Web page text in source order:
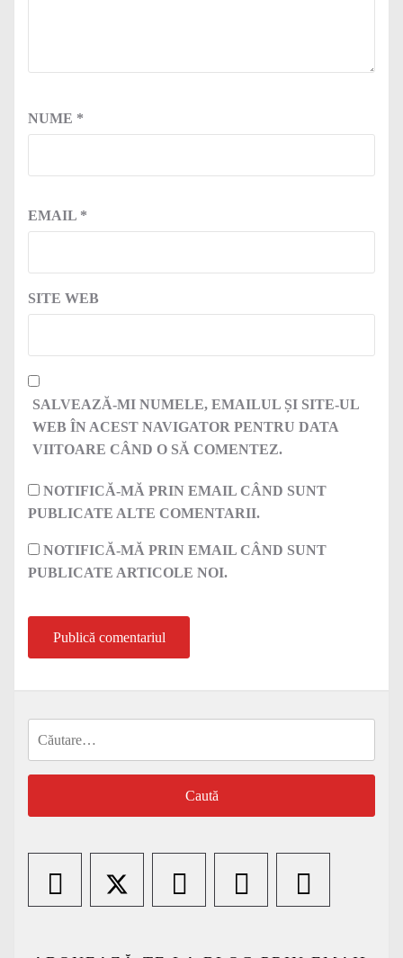
NUME *
EMAIL *
SITE WEB
SALVEAZĂ-MI NUMELE, EMAILUL ȘI SITE-UL
WEB ÎN ACEST NAVIGATOR PENTRU DATA
VIITOARE CÂND O SĂ COMENTEZ.
NOTIFICĂ-MĂ PRIN EMAIL CÂND SUNT
PUBLICATE ALTE COMENTARII.
NOTIFICĂ-MĂ PRIN EMAIL CÂND SUNT
PUBLICATE ARTICOLE NOI.